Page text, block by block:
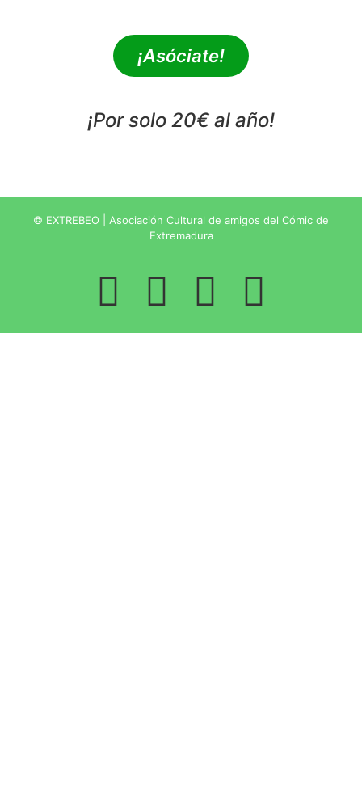
¡Asóciate!
¡Por solo 20€ al año!
© EXTREBEO | Asociación Cultural de amigos del Cómic de
Extremadura